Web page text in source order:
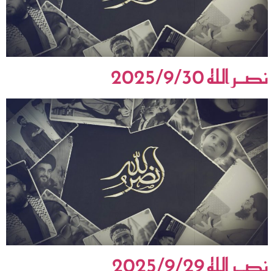
نصـر الله 2025/9/30